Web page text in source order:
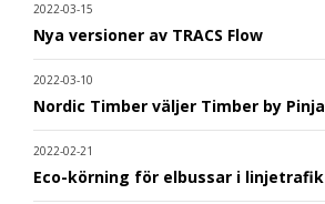
2022-03-15
Nya versioner av TRACS Flow
2022-03-10
Nordic Timber väljer Timber by Pinja
2022-02-21
Eco-körning för elbussar i linjetrafik